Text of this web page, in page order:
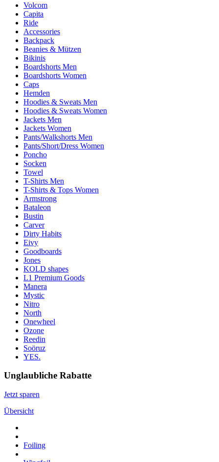
Volcom
Capita
Ride
Accessories
Backpack
Beanies & Mützen
Bikinis
Boardshorts Men
Boardshorts Women
Caps
Hemden
Hoodies & Sweats Men
Hoodies & Sweats Women
Jackets Men
Jackets Women
Pants/Walkshorts Men
Pants/Short/Dress Women
Poncho
Socken
Towel
T-Shirts Men
T-Shirts & Tops Women
Armstrong
Bataleon
Bustin
Carver
Dirty Habits
Eivy
Goodboards
Jones
KOLD shapes
L1 Premium Goods
Manera
Mystic
Nitro
North
Onewheel
Ozone
Reedin
Soöruz
YES.
Unglaubliche Rabatte
Jetzt sparen
Übersicht
Foiling